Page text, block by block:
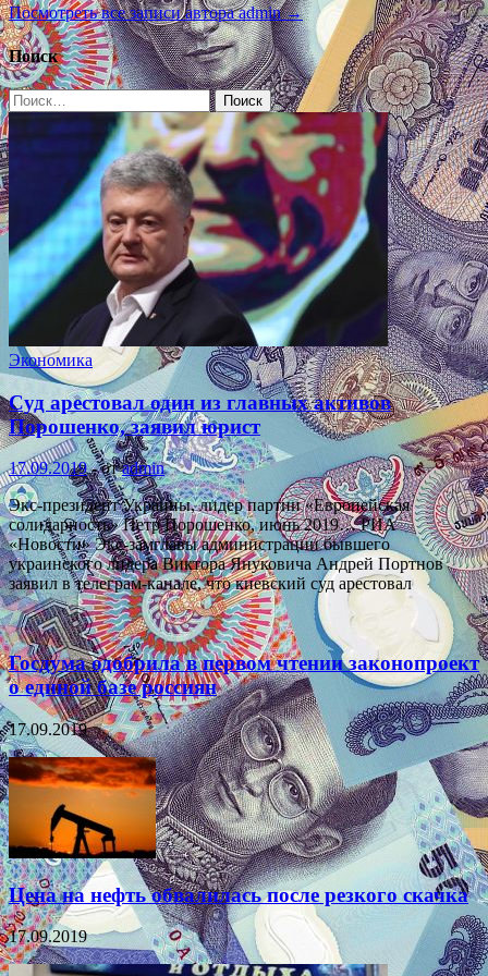
Посмотреть все записи автора admin →
Поиск
Найти:
Экономика
Суд арестовал один из главных активов
Порошенко, заявил юрист
17.09.2019-отadmin
Экс-президент Украины, лидер партии «Европейская
солидарность» Петр Порошенко, июнь 2019… РИА
«Новости» Экс-замглавы администрации бывшего
украинского лидера Виктора Януковича Андрей Портнов
заявил в телеграм-канале, что киевский суд арестовал
Госдума одобрила в первом чтении законопроект
о единой базе россиян
17.09.2019
Цена на нефть обвалилась после резкого скачка
17.09.2019